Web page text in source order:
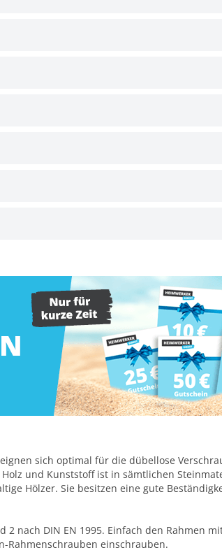
sich optimal für die dübellose
Holz und Kunststoff ist in sämtlichen
Hölzer. Sie besitzen eine gute
nach DIN EN 1995. Einfach den Rahmen
Rahmenschrauben einschrauben.